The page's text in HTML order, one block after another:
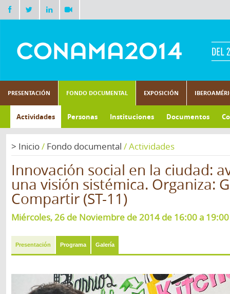
PRESENTACIÓN FONDO DOCUMENTAL EXPOSICIÓN
Actividades Personas Instituciones Documentos
> Inicio/ Fondo documental /Actividades
Innovación social en la ciudad:
una visión sistémica. Organiza:
Compartir (ST-11)
Miércoles, 26 de Noviembre de 2014 de 16:00 a
Presentación Programa Galería